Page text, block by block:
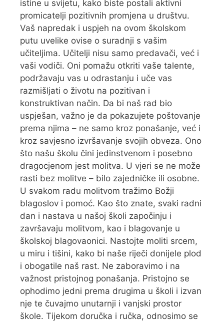
istine u svijetu, kako biste postali aktivni
promicatelji pozitivnih promjena u društvu.
Vaš napredak i uspjeh na ovom školskom
putu uvelike ovise o suradnji s vašim
učiteljima. Učitelji nisu samo predavači, već i
vaši vodiči. Oni pomažu otkriti vaše talente,
podržavaju vas u odrastanju i uče vas
razmišljati o životu na pozitivan i
konstruktivan način. Da bi naš rad bio
uspješan, važno je da pokazujete poštovanje
prema njima – ne samo kroz ponašanje, već i
kroz savjesno izvršavanje svojih obveza. Ono
što našu školu čini jedinstvenom i posebno
dragocjenom jest molitva. U vjeri se ne može
rasti bez molitve – bilo zajedničke ili osobne.
U svakom radu molitvom tražimo Božji
blagoslov i pomoć. Kao što znate, svaki radni
dan i nastava u našoj školi započinju i
završavaju molitvom, kao i blagovanje u
školskoj blagovaonici. Nastojte moliti srcem,
u miru i tišini, kako bi naše riječi donijele plod
i obogatile naš rast. Ne zaboravimo i na
važnost pristojnog ponašanja. Pristojno se
ophodimo jedni prema drugima u školi i izvan
nje te čuvajmo unutarnji i vanjski prostor
škole. Tijekom doručka i ručka, odnosimo se